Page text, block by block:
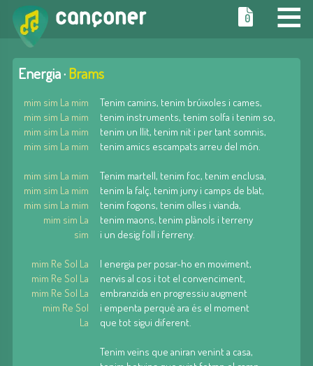
≡
0
Energia ·Brams
mim sim La mim
mim sim La mim
mim sim La mim
mim sim La mim
mim sim La mim
mim sim La mim
mim sim La mim
mim sim La
sim
mim Re Sol La
mim Re Sol La
mim Re Sol La
mim Re Sol
La
Tenim camins, tenim brúixoles i cames,
tenim instruments, tenim solfa i tenim so,
tenim un llit, tenim nit i per tant somnis,
tenim amics escampats arreu del món.
Tenim martell, tenim foc, tenim enclusa,
tenim la falç, tenim juny i camps de blat,
tenim fogons, tenim olles i vianda,
tenim maons, tenim plànols i terreny
i un desig foll i ferreny.
I energia per posar-ho en moviment,
nervis al cos i tot el convenciment,
embranzida en progressiu augment
i empenta perquè ara és el moment
que tot sigui diferent.
Tenim veïns que aniran venint a casa,